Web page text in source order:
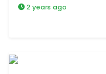
2 years ago